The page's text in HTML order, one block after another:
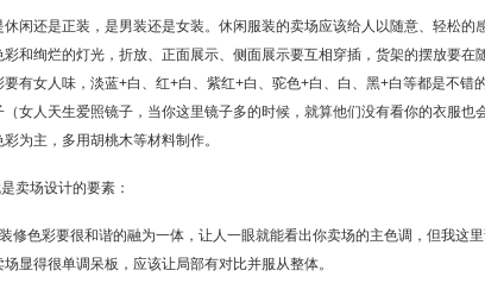
闲还是正装，是男装还是女装。休闲服装的卖场应该给人以随意、轻松的
和绚烂的灯光，折放、正面展示、侧面展示要互相穿插，货架的摆放要在
有女人味，淡蓝+白、红+白、紫红+白、驼色+白、白、黑+白等都是不错
女人天生爱照镜子，当你这里镜子多的时候，就算他们没有看你的衣服也
为主，多用胡桃木等材料制作。
卖场设计的要素：
修色彩要很和谐的融为一体，让人一眼就能看出你卖场的主色调，但我这
显得很单调呆板，应该让局部有对比并服从整体。